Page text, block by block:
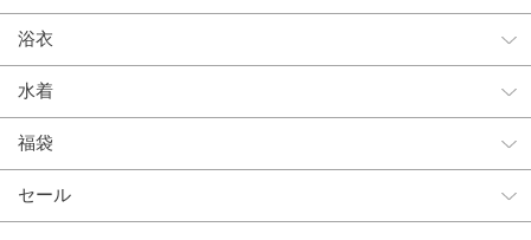
浴衣
水着
福袋
セール